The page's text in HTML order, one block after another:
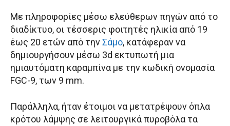
Με πληροφορίες μέσω ελεύθερων πηγών από το
διαδίκτυο, οι τέσσερις φοιτητές ηλικία από 19
έως 20 ετών από τηνΣάμο, κατάφεραν να
δημιουργήσουν μέσω 3d εκτυπωτή μια
ημιαυτόματη καραμπίνα με την κωδική ονομασία
FGC-9, των 9 mm.
Παράλληλα, ήταν έτοιμοι να μετατρέψουν όπλα
κρότου λάμψης σε λειτουργικά πυροβόλα τα